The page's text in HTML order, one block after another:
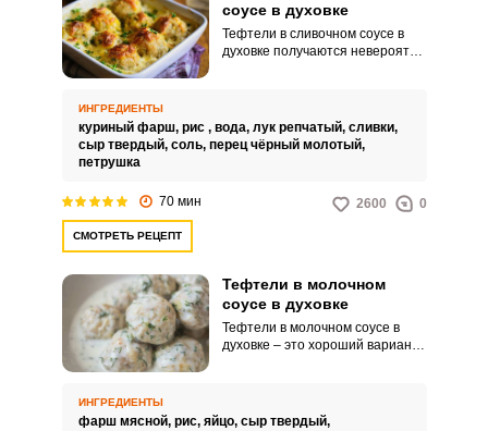
соусе в духовке
Тефтели в сливочном соусе в
духовке получаются невероятно
решением для семейного обеда
или ужина.
ИНГРЕДИЕНТЫ
куриный фарш, рис , вода, лук репчатый, сливки,
сыр твердый, соль, перец чёрный молотый,
петрушка
70 мин 2600 0
СМОТРЕТЬ РЕЦЕПТ
Тефтели в молочном
соусе в духовке
Тефтели в молочном соусе в
духовке – это хороший вариант
нежные, питательные и вкусные
ИНГРЕДИЕНТЫ
фарш мясной, рис, яйцо, сыр твердый,